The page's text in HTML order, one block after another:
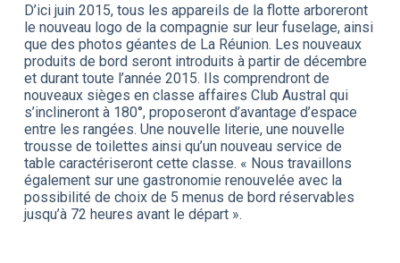
D’ici juin 2015, tous les appareils de la flotte arboreront
le nouveau logo de la compagnie sur leur fuselage, ainsi
que des photos géantes de La Réunion. Les nouveaux
produits de bord seront introduits à partir de décembre
et durant toute l’année 2015. Ils comprendront de
nouveaux sièges en classe affaires Club Austral qui
s’inclineront à 180°, proposeront d’avantage d’espace
entre les rangées. Une nouvelle literie, une nouvelle
trousse de toilettes ainsi qu’un nouveau service de
table caractériseront cette classe. « Nous travaillons
également sur une gastronomie renouvelée avec la
possibilité de choix de 5 menus de bord réservables
jusqu’à 72 heures avant le départ ».